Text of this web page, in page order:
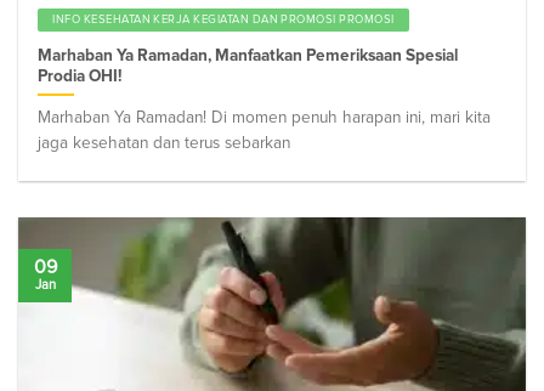
INFO KESEHATAN KERJA KEGIATAN DAN PROMOSI PROMOSI
Marhaban Ya Ramadan, Manfaatkan Pemeriksaan Spesial
Prodia OHI!
Marhaban Ya Ramadan! Di momen penuh harapan ini, mari kita
jaga kesehatan dan terus sebarkan
09
Jan